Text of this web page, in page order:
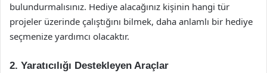
bulundurmalısınız. Hediye alacağınız kişinin hangi tür
projeler üzerinde çalıştığını bilmek, daha anlamlı bir hediye
seçmenize yardımcı olacaktır.
2. Yaratıcılığı Destekleyen Araçlar